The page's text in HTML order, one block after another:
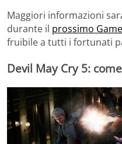
Maggiori informazioni
durante il prossimo
fruibile a tutti i fortunati
Devil May Cry 5: